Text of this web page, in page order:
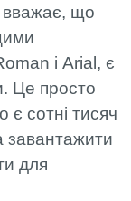
вважає, що
і Arial, є
Це просто
сотні тисяч
завантажити
для